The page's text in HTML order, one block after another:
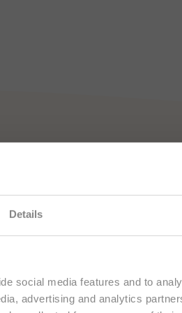
Details
social media features and to
advertising and analytics
Website
. Alle
Kunden ausÖsterreich.
Fortfahren